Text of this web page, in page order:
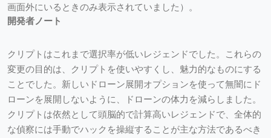
画面外にいるときのみ表示されていました）。
開発者ノート
クリプトはこれまで選択率が低いレジェンドでした。これらの
変更の目的は、クリプトを使いやすくし、魅力的なものにする
ことでした。新しいドローン展開オプションを使って無闇にド
ローンを展開しないように、ドローンの体力を減らしました。
クリプトは依然として頭脳的で計算高いレジェンドで、全体的
な偵察には手動でハックを操縦することが主な方法であるべき